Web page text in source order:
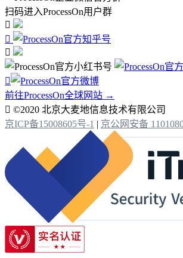
扫码进入ProcessOn用户群




前往ProcessOn全球网站 →
 ©2020 北京大麦地信息技术有限公司
京ICP备15008605号-1 | 京公网安备